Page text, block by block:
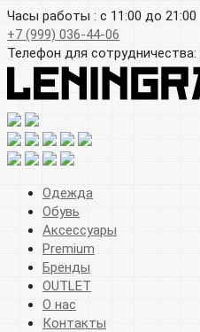
Часы работы : с 11:00 до 21:00
+7 (999) 036-44-06
Телефон для сотрудничества:
Одежда
Обувь
Аксессуары
Premium
Бренды
OUTLET
О нас
Контакты